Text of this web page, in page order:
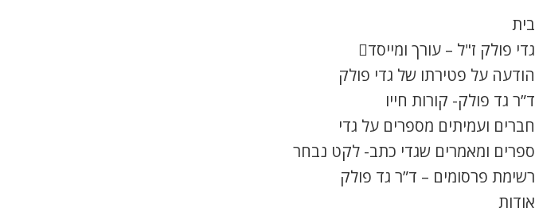
בית
גדי פולק ז"ל – עורך ומייסד
הודעה על פטירתו של גדי פולק
ד”ר גד פולק- קורות חייו
חברים ועמיתים מספרים על גדי
ספרים ומאמרים שגדי כתב- לקט נבחר
רשימת פרסומים – ד”ר גד פולק
אודות